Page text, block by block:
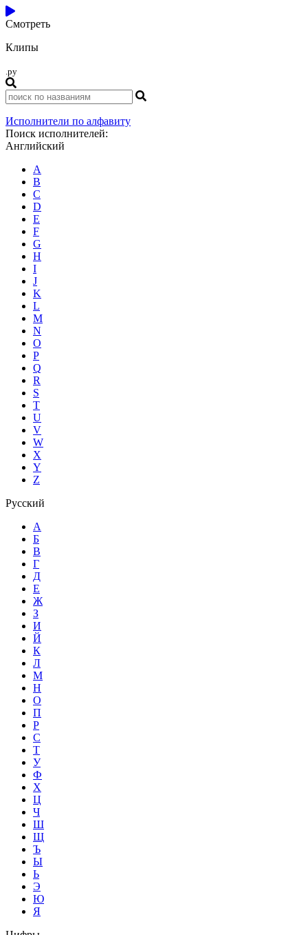
Смотреть
Клипы
.ру
Исполнители по алфавиту
Поиск исполнителей:
Английский
A
B
C
D
E
F
G
H
I
J
K
L
M
N
O
P
Q
R
S
T
U
V
W
X
Y
Z
Русский
А
Б
В
Г
Д
Е
Ж
З
И
Й
К
Л
М
Н
О
П
Р
С
Т
У
Ф
Х
Ц
Ч
Ш
Щ
Ъ
Ы
Ь
Э
Ю
Я